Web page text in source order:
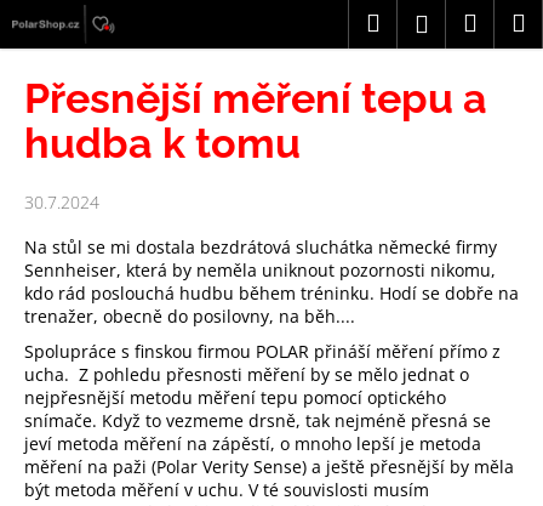
na
obsah
HledatPřihlášení
Přesnější měření tepu a
hudba k tomu
30.7.2024
Na stůl se mi dostala bezdrátová sluchátka německé firmy
Sennheiser, která by neměla uniknout pozornosti nikomu,
kdo rád poslouchá hudbu během tréninku. Hodí se dobře na
trenažer, obecně do posilovny, na běh....
Spolupráce s finskou firmou POLAR přináší měření přímo z
ucha. Z pohledu přesnosti měření by se mělo jednat o
nejpřesnější metodu měření tepu pomocí optického
snímače. Když to vezmeme drsně, tak nejméně přesná se
jeví metoda měření na zápěstí, o mnoho lepší je metoda
měření na paži (Polar Verity Sense) a ještě přesnější by měla
být metoda měření v uchu. V té souvislosti musím
K
o
C
o
p
t
ř
e
b
u
j
e
t